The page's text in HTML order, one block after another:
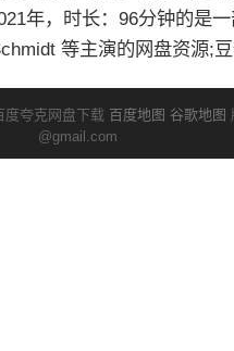
年，时长：96分钟的是
等主演的网盘资源;
度夸克网盘下载 百度地图 谷歌地图
@gmail.com